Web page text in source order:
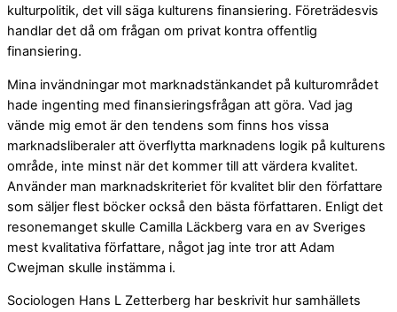
kulturpolitik, det vill säga kulturens finansiering. Företrädesvis
handlar det då om frågan om privat kontra offentlig
finansiering.
Mina invändningar mot marknadstänkandet på kulturområdet
hade ingenting med finansieringsfrågan att göra. Vad jag
vände mig emot är den tendens som finns hos vissa
marknadsliberaler att överflytta marknadens logik på kulturens
område, inte minst när det kommer till att värdera kvalitet.
Använder man marknadskriteriet för kvalitet blir den författare
som säljer flest böcker också den bästa författaren. Enligt det
resonemanget skulle Camilla Läckberg vara en av Sveriges
mest kvalitativa författare, något jag inte tror att Adam
Cwejman skulle instämma i.
Sociologen Hans L Zetterberg har beskrivit hur samhällets